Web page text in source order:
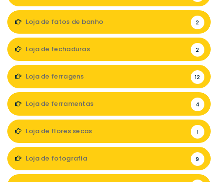
Loja de fatos de banho 2
Loja de fechaduras 2
Loja de ferragens 12
Loja de ferramentas 4
Loja de flores secas 1
Loja de fotografia 9